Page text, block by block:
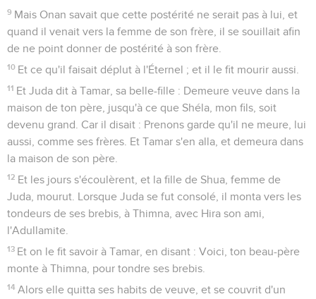
9 Mais Onan savait que cette postérité ne serait pas à lui, et
quand il venait vers la femme de son frère, il se souillait afin
de ne point donner de postérité à son frère.
10 Et ce qu'il faisait déplut à l'Éternel ; et il le fit mourir aussi.
11 Et Juda dit à Tamar, sa belle-fille : Demeure veuve dans la
maison de ton père, jusqu'à ce que Shéla, mon fils, soit
devenu grand. Car il disait : Prenons garde qu'il ne meure, lui
aussi, comme ses frères. Et Tamar s'en alla, et demeura dans
la maison de son père.
12 Et les jours s'écoulèrent, et la fille de Shua, femme de
Juda, mourut. Lorsque Juda se fut consolé, il monta vers les
tondeurs de ses brebis, à Thimna, avec Hira son ami,
l'Adullamite.
13 Et on le fit savoir à Tamar, en disant : Voici, ton beau-père
monte à Thimna, pour tondre ses brebis.
14 Alors elle quitta ses habits de veuve, et se couvrit d'un